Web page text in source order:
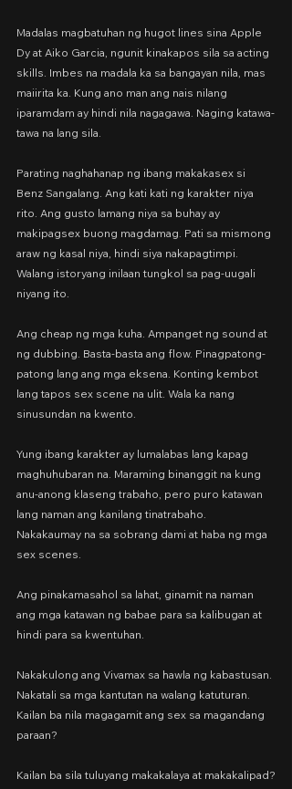
Madalas magbatuhan ng hugot lines sina Apple
Dy at Aiko Garcia, ngunit kinakapos sila sa acting
skills. Imbes na madala ka sa bangayan nila, mas
maiirita ka. Kung ano man ang nais nilang
iparamdam ay hindi nila nagagawa. Naging katawa-
tawa na lang sila.
Parating naghahanap ng ibang makakasex si
Benz Sangalang. Ang kati kati ng karakter niya
rito. Ang gusto lamang niya sa buhay ay
makipagsex buong magdamag. Pati sa mismong
araw ng kasal niya, hindi siya nakapagtimpi.
Walang istoryang inilaan tungkol sa pag-uugali
niyang ito.
Ang cheap ng mga kuha. Ampanget ng sound at
ng dubbing. Basta-basta ang flow. Pinagpatong-
patong lang ang mga eksena. Konting kembot
lang tapos sex scene na ulit. Wala ka nang
sinusundan na kwento.
Yung ibang karakter ay lumalabas lang kapag
maghuhubaran na. Maraming binanggit na kung
anu-anong klaseng trabaho, pero puro katawan
lang naman ang kanilang tinatrabaho.
Nakakaumay na sa sobrang dami at haba ng mga
sex scenes.
Ang pinakamasahol sa lahat, ginamit na naman
ang mga katawan ng babae para sa kalibugan at
hindi para sa kwentuhan.
Nakakulong ang Vivamax sa hawla ng kabastusan.
Nakatali sa mga kantutan na walang katuturan.
Kailan ba nila magagamit ang sex sa magandang
paraan?
Kailan ba sila tuluyang makakalaya at makakalipad?